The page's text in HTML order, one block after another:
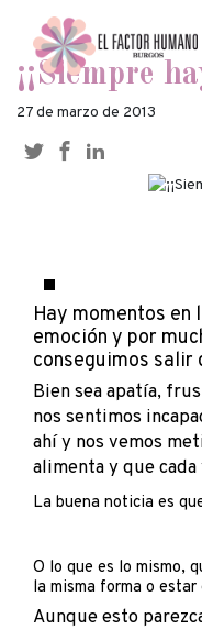
¡¡Siempre
27 de marzo de 2013
Hay momentos en
emoción y por
conseguimos salir
Bien sea apatía,
nos sentimos
ahí y nos vemos
alimenta y que cada
La buena noticia es
O lo que es lo mismo,
la misma forma o
Aunque esto